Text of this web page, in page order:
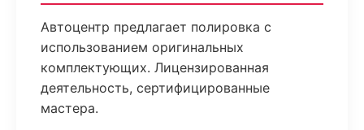
Автоцентр предлагает полировка с
использованием оригинальных
комплектующих. Лицензированная
деятельность, сертифицированные
мастера.